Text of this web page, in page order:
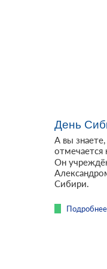
День
А вы
Он
Сибири.
Подробнее